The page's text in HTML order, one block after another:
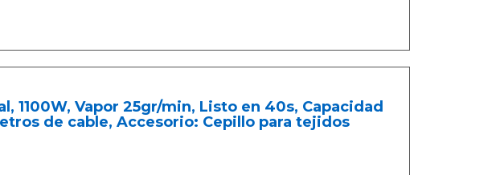
1100W, Vapor 25gr/min, Listo en 40s, Capacidad
de cable, Accesorio: Cepillo para tejidos